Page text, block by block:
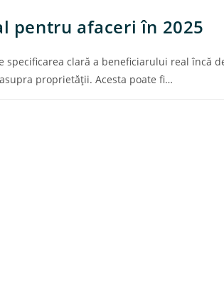
pentru afaceri în 2025
specificarea clară a beneficiarului real încă
proprietăţii. Acesta poate fi…